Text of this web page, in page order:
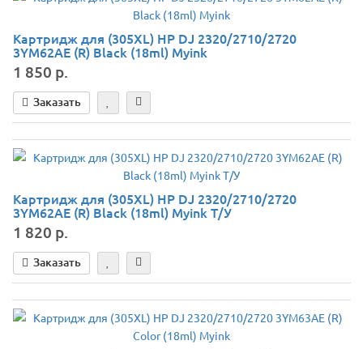
Картридж для (305XL) HP DJ 2320/2710/2720
3YM62AE (R) Black (18ml) Myink
1 850 р.
Заказать
Картридж для (305XL) HP DJ 2320/2710/2720
3YM62AE (R) Black (18ml) Myink Т/У
1 820 р.
Заказать